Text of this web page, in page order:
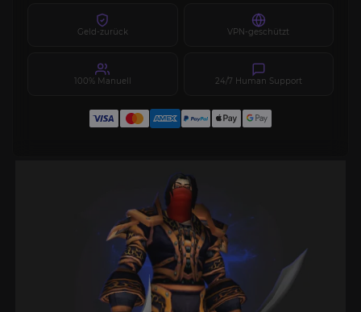
Geld-zurück VPN-geschützt
100% Manuell 24/7 Human Support